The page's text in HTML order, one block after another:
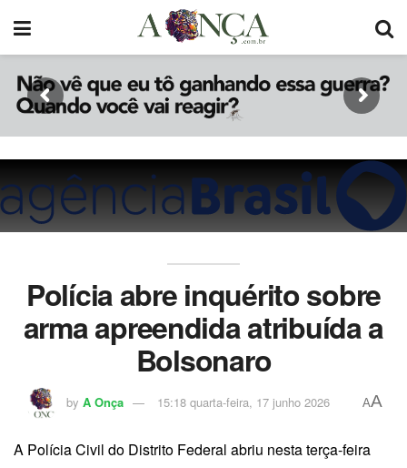
Polícia abre inquérito sobre
arma apreendida atribuída a
Bolsonaro
by A Onça 15:18 quarta-feira, 17 junho 2026 AA
A Polícia Civil do Distrito Federal abriu nesta terça-feira